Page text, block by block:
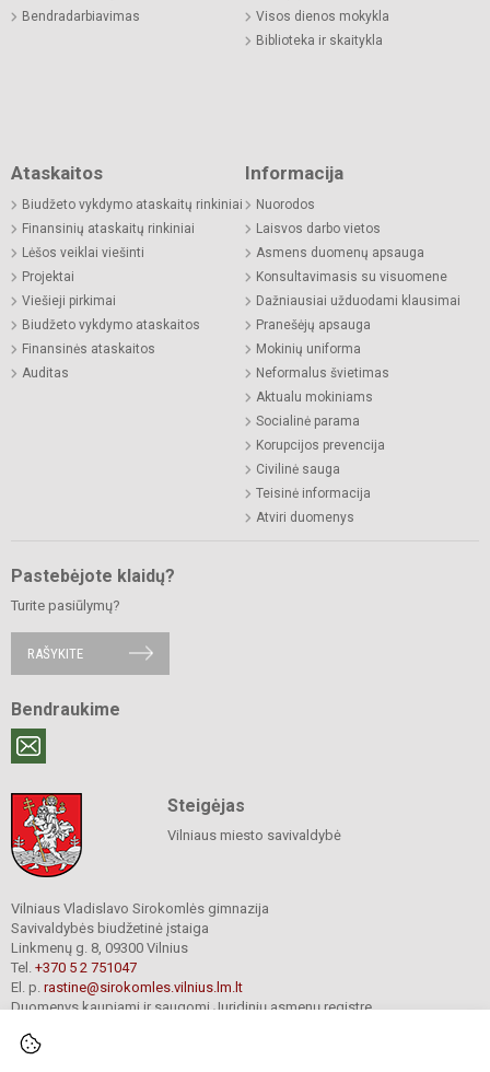
Bendradarbiavimas
Visos dienos mokykla
Biblioteka ir skaitykla
Ataskaitos
Biudžeto vykdymo ataskaitų rinkiniai
Finansinių ataskaitų rinkiniai
Lėšos veiklai viešinti
Projektai
Viešieji pirkimai
Biudžeto vykdymo ataskaitos
Finansinės ataskaitos
Auditas
Informacija
Nuorodos
Laisvos darbo vietos
Asmens duomenų apsauga
Konsultavimasis su visuomene
Dažniausiai užduodami klausimai
Pranešėjų apsauga
Mokinių uniforma
Neformalus švietimas
Aktualu mokiniams
Socialinė parama
Korupcijos prevencija
Civilinė sauga
Teisinė informacija
Atviri duomenys
Pastebėjote klaidų?
Turite pasiūlymų?
RAŠYKITE
Bendraukime
Steigėjas
Vilniaus miesto savivaldybė
Vilniaus Vladislavo Sirokomlės gimnazija
Savivaldybės biudžetinė įstaiga
Linkmenų g. 8, 09300 Vilnius
Tel. +370 5 2 751047
El. p. rastine@sirokomles.vilnius.lm.lt
Duomenys kaupiami ir saugomi Juridinių asmenų registre